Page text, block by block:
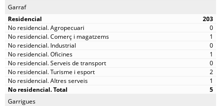
Garraf
203
0
1
0
1
0
2
1
5
Garrigues